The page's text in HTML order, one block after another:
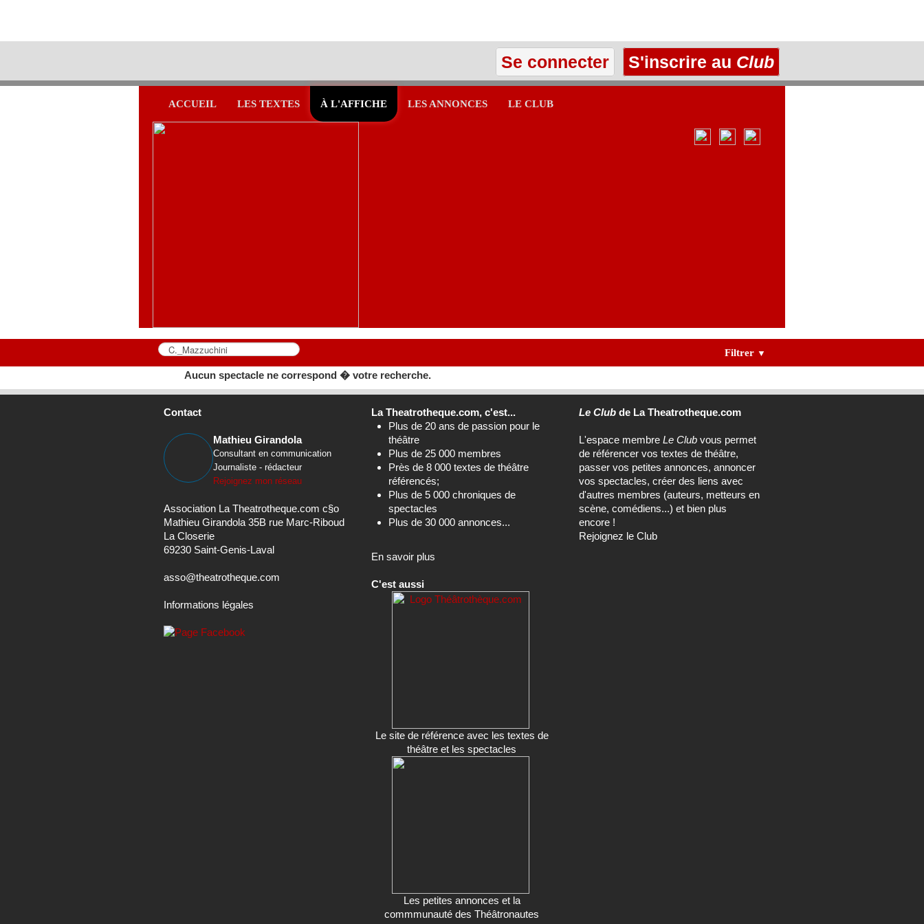
Se connecter S'inscrire au Club
ACCUEIL LES TEXTES À L'AFFICHE LES ANNONCES LE CLUB
Filtrer ▼
Aucun spectacle ne correspond � votre recherche.
Contact
Mathieu Girandola
Consultant en communication
Journaliste - rédacteur
Rejoignez mon réseau
Association La Theatrotheque.com c§o
Mathieu Girandola 35B rue Marc-Riboud
La Closerie
69230 Saint-Genis-Laval
asso@theatrotheque.com
Informations légales
La Theatrotheque.com, c'est...
Plus de 20 ans de passion pour le
théâtre
Plus de 25 000 membres
Près de 8 000 textes de théâtre
référencés;
Plus de 5 000 chroniques de
spectacles
Plus de 30 000 annonces...
En savoir plus
C'est aussi
Le site de référence avec les textes de
théâtre et les spectacles
Les petites annonces et la
commmunauté des Théâtronautes
Le Club de La Theatrotheque.com
L'espace membreLe Club vous permet
de référencer vos textes de théâtre,
passer vos petites annonces, annoncer
vos spectacles, créer des liens avec
d'autres membres (auteurs, metteurs en
scène, comédiens...) et bien plus
encore !
Rejoignez le Club